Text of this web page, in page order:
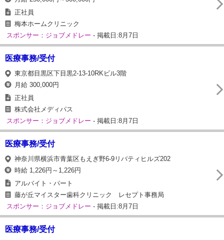
正社員
梅本ホームクリニック
スポンサー：ジョブメドレー - 掲載日:8月7日
医療事務/受付
東京都目黒区下目黒2-13-10RKビル3階
月給 300,000円
正社員
株式会社メディパス
スポンサー：ジョブメドレー - 掲載日:8月7日
医療事務/受付
神奈川県横浜市青葉区もえぎ野6-9リバティヒルズ202
時給 1,226円～1,226円
アルバイト・パート
藤が丘マイスター歯科クリニック レセプト事務局
スポンサー：ジョブメドレー - 掲載日:8月7日
医療事務/受付